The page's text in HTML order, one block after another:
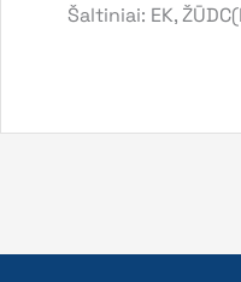
Šaltiniai: EK,